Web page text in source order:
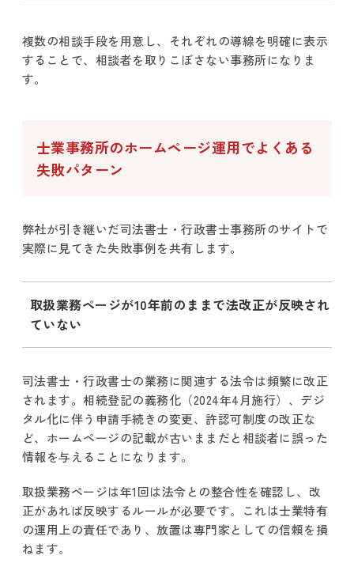
複数の相談手段を用意し、それぞれの導線を明確に表示
することで、相談者を取りこぼさない事務所になりま
す。
士業事務所のホームページ運用でよくある
失敗パターン
弊社が引き継いだ司法書士・行政書士事務所のサイトで
実際に見てきた失敗事例を共有します。
取扱業務ページが10年前のままで法改正が反映され
ていない
司法書士・行政書士の業務に関連する法令は頻繁に改正
されます。相続登記の義務化（2024年4月施行）、デジ
タル化に伴う申請手続きの変更、許認可制度の改正な
ど、ホームページの記載が古いままだと相談者に誤った
情報を与えることになります。
取扱業務ページは年1回は法令との整合性を確認し、改
正があれば反映するルールが必要です。これは士業特有
の運用上の責任であり、放置は専門家としての信頼を損
ねます。